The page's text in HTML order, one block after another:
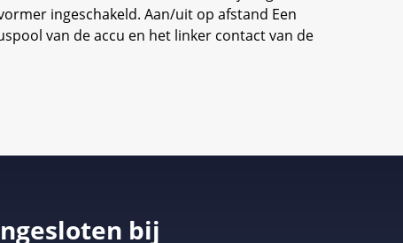
ingeschakeld. Aan/uit op afstand Een
van de accu en het linker contact van de
bij